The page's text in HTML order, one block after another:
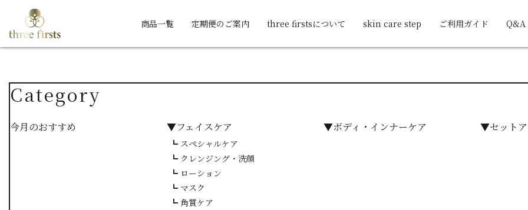
商品一覧 定期便のご案内 three firstsについて skin care step ご利用ガイド Q&A
Category
今月のおすすめ ▼フェイスケア
┗ スペシャルケア
┗ クレンジング・洗顔
┗ ローション
┗ マスク
┗ 角質ケア
▼ボディ・インナーケア ▼セットア